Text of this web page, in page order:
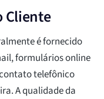
Cliente
é fornecido
formulários online
telefônico
A qualidade da